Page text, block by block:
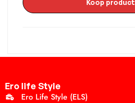
Koop product
Ero life Style
Ero Life Style (ELS)